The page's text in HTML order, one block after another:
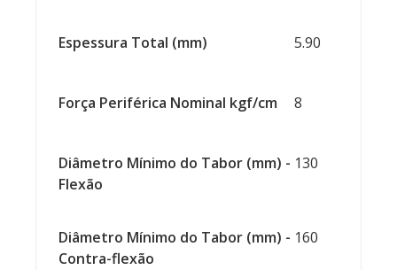
Espessura Total (mm) 5.90
Força Periférica Nominal kgf/cm 8
Diâmetro Mínimo do Tabor (mm) -
Flexão
130
Diâmetro Mínimo do Tabor (mm) -
Contra-flexão
160